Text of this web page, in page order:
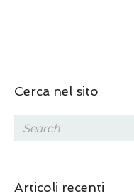
Cerca nel sito
Articoli recenti